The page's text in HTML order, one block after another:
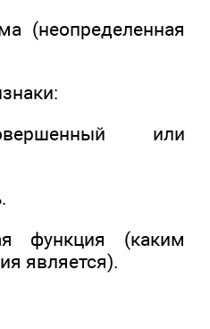
(неопределенная
или
функция (каким
является).